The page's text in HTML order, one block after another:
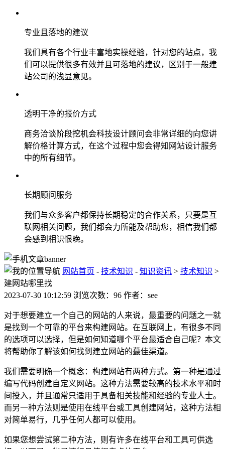
专业且落地的建议
我们具有各个行业丰富地实操经验，针对您的站点，我
们可以提供很多有效并且可落地的建议，区别于一般建
站公司的浅显意见。
透明干净的报价方式
商务洽谈阶段挖机会科技设计顾问会非常详细的向您讲
解价格计算方式，在这个过程中您会得知网站设计服务
中的所有细节。
长期顾问服务
我们与众多客户都保持长期稳定的合作关系，只要是互
联网相关问题，我们都会力所能及帮助您，相信我们都
会感到相识恨晚。
网站首页 - 技术知识 - 知识资讯 > 技术知识 >
建网站哪里找
2023-07-30 10:12:59 浏览次数：96 作者：see
对于想要建立一个自己的网站的人来说，最重要的问题之一就
是找到一个可靠的平台来构建网站。在互联网上，有很多不同
的选项可以选择，但是如何知道哪个平台最适合自己呢？本文
将帮助你了解该如何找到建立网站的蕞佳渠道。
我们需要明确一个概念：构建网站有两种方式。第一种是通过
编写代码创建自定义网站。这种方法需要较高的技术水平和时
间投入，并且通常只适用于具备相关技能和经验的专业人士。
而另一种方法则是使用在线平台或工具创建网站，这种方法相
对简单易行，几乎任何人都可以使用。
如果您想尝试第二种方法，则有许多在线平台和工具可供选